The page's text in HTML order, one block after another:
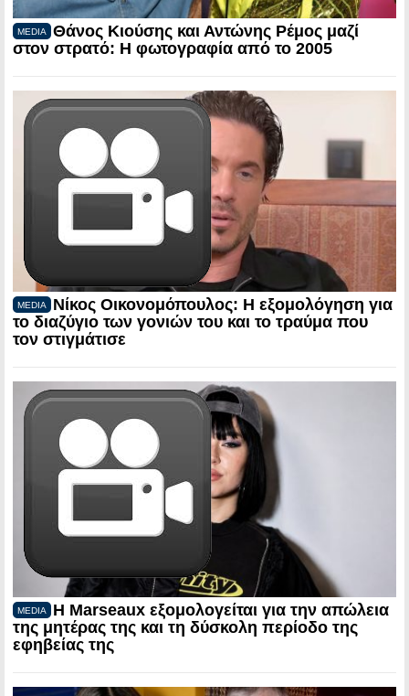
MEDIA
Θάνος Κιούσης και Αντώνης Ρέμος μαζί
στον στρατό: Η φωτογραφία από το 2005
MEDIA
Νίκος Οικονομόπουλος: Η εξομολόγηση για
το διαζύγιο των γονιών του και το τραύμα που
τον στιγμάτισε
MEDIA
Η Marseaux εξομολογείται για την απώλεια
της μητέρας της και τη δύσκολη περίοδο της
εφηβείας της